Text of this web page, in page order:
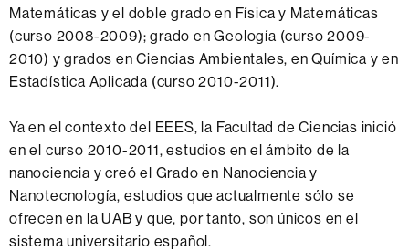
Matemáticas y el doble grado en Física y Matemáticas
(curso 2008-2009); grado en Geología (curso 2009-
2010) y grados en Ciencias Ambientales, en Química y en
Estadística Aplicada (curso 2010-2011).
Ya en el contexto del EEES, la Facultad de Ciencias inició
en el curso 2010-2011, estudios en el ámbito de la
nanociencia y creó el Grado en Nanociencia y
Nanotecnología, estudios que actualmente sólo se
ofrecen en la UAB y que, por tanto, son únicos en el
sistema universitario español.